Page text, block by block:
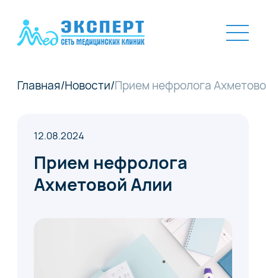
Главная/Новости/Прием нефролога
12.08.2024
Прием нефролога
Ахметовой Алии